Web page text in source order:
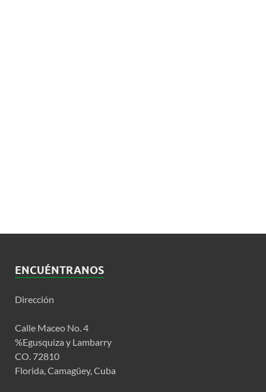
ENCUÉNTRANOS
Dirección
Calle Maceo No. 4
%Egusquiza y Lambarry
CO. 72810
Florida, Camagüey, Cuba